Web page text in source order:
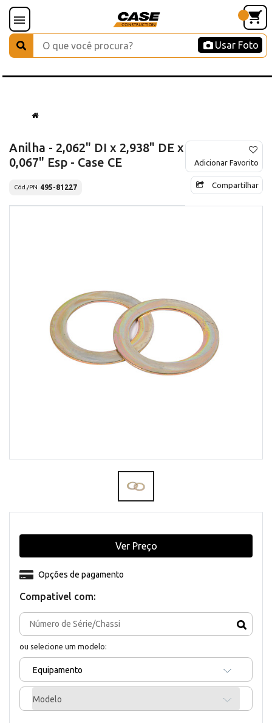
Usar Foto
Anilha - 2,062" DI x 2,938" DE x
0,067" Esp - Case CE
Cód./PN 495-81227
Adicionar Favorito
Compartilhar
Compativel com:
ou selecione um modelo:
Equipamento
Modelo
Opções de pagamento
Ver Preço